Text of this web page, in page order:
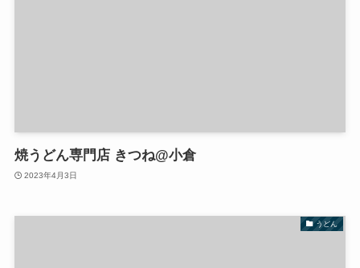
焼うどん専門店 きつね@小倉
2023年4月3日
うどん